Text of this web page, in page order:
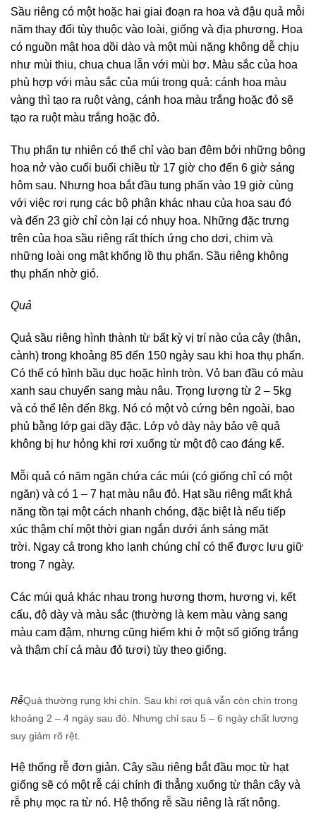
Sầu riêng có một hoặc hai giai đoạn ra hoa và đậu quả mỗi
năm thay đổi tùy thuộc vào loài, giống và địa phương. Hoa
có nguồn mật hoa dồi dào và một mùi nặng không dễ chịu
như mùi thiu, chua chua lẫn với mùi bơ. Màu sắc của hoa
phù hợp với màu sắc của múi trong quả: cánh hoa màu
vàng thì tạo ra ruột vàng, cánh hoa màu trắng hoặc đỏ sẽ
tạo ra ruột màu trắng hoặc đỏ.
Thụ phấn tự nhiên có thể chỉ vào ban đêm bởi những bông
hoa nở vào cuối buổi chiều từ 17 giờ cho đến 6 giờ sáng
hôm sau. Nhưng hoa bắt đầu tung phấn vào 19 giờ cùng
với việc rơi rụng các bộ phận khác nhau của hoa sau đó
và đến 23 giờ chỉ còn lại có nhụy hoa. Những đặc trưng
trên của hoa sầu riêng rất thích ứng cho dơi, chim và
những loài ong mật khổng lồ thụ phấn. Sầu riêng không
thụ phấn nhờ gió.
Quả
Quả sầu riêng hình thành từ bất kỳ vị trí nào của cây (thân,
cành) trong khoảng 85 đến 150 ngày sau khi hoa thụ phấn.
Có thể có hình bầu dục hoặc hình tròn. Vỏ ban đầu có màu
xanh sau chuyển sang màu nâu. Trọng lượng từ 2 – 5kg
và có thể lên đến 8kg. Nó có một vỏ cứng bên ngoài, bao
phủ bằng lớp gai dầy đặc. Lớp vỏ dày này bảo vệ quả
không bị hư hỏng khi rơi xuống từ một độ cao đáng kể.
Mỗi quả có năm ngăn chứa các múi (có giống chỉ có một
ngăn) và có 1 – 7 hạt màu nâu đỏ. Hạt sầu riêng mất khả
năng tồn tại một cách nhanh chóng, đặc biệt là nếu tiếp
xúc thậm chí một thời gian ngắn dưới ánh sáng mặt
trời. Ngay cả trong kho lạnh chúng chỉ có thể được lưu giữ
trong 7 ngày.
Các múi quả khác nhau trong hương thơm, hương vị, kết
cấu, độ dày và màu sắc (thường là kem màu vàng sang
màu cam đậm, nhưng cũng hiếm khi ở một số giống trắng
và thậm chí cả màu đỏ tươi) tùy theo giống.
RễQuả thường rụng khi chín. Sau khi rơi quả vẫn còn chín trong
khoảng 2 – 4 ngày sau đó. Nhưng chỉ sau 5 – 6 ngày chất lượng
suy giảm rõ rệt.
Hệ thống rễ đơn giản. Cây sầu riêng bắt đầu mọc từ hạt
giống sẽ có một rễ cái chính đi thẳng xuống từ thân cây và
rễ phụ mọc ra từ nó. Hệ thống rễ sầu riêng là rất nông.